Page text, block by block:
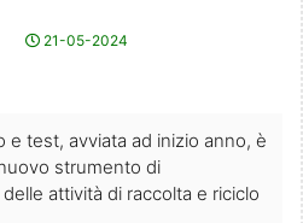
21-05-2024
e test, avviata ad inizio anno, è
strumento di
attività di raccolta e riciclo